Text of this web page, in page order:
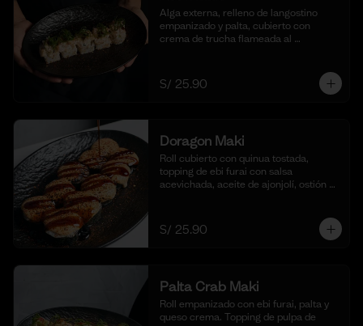
Alga externa, relleno de langostino
empanizado y palta, cubierto con
crema de trucha flameada al
S/ 25.90
Doragon Maki
Roll cubierto con quinua tostada,
topping de ebi furai con salsa
acevichada, aceite de ajonjolí, ostión y
S/ 25.90
Palta Crab Maki
Roll empanizado con ebi furai, palta y
queso crema. Topping de pulpa de